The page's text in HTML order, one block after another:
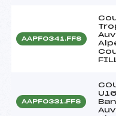
AAPF0341.FFS
AAPF0331.FFS